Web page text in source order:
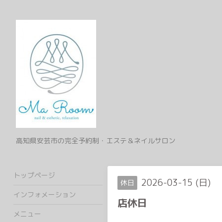
高知県安芸市の完全予約制・エステ＆ネイルサロン
休日 2026-03-15 (日)
店休日
トップページ
インフォメーション
メニュー